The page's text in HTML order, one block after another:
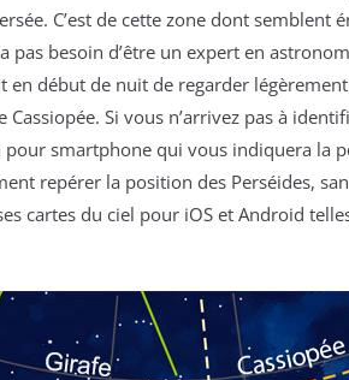
C’est de cette zone dont semblent
a pas besoin d’être un expert en
début de nuit de regarder
Si vous n’arrivez pas à
smartphone qui vous indiquera la
repérer la position des Perséides,
cartes du ciel pour iOS et Android